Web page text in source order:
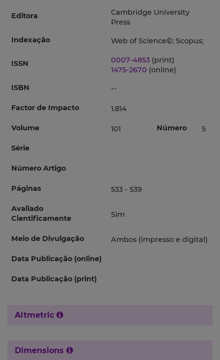
Editora
Cambridge University
Press
Indexação
Web of Science©; Scopus;
ISSN 0007-4853 (print)
1475-2670 (online)
ISBN
--
Factor de Impacto 1.814
Volume 101 Número 5
Série
Número Artigo
Páginas 533 - 539
Avaliado
Cientificamente
Sim
Meio de Divulgação Ambos (impresso e digital)
Data Publicação (online)
Data Publicação (print)
Altmetric
Dimensions